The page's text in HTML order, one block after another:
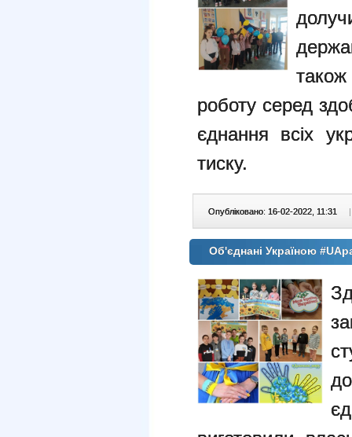
роботу серед
єднання всіх
тиску.
Опубліковано: 16-02-2022, 11:31 |
Об'єднані Україною